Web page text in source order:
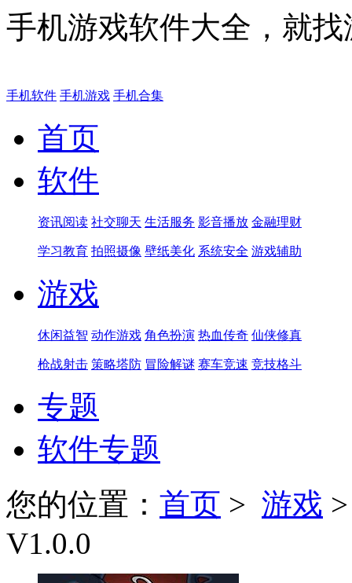
手机游戏软件大全，就
手机软件 手机游戏 手机合集
首页
软件
资讯阅读 社交聊天 生活服务 影音播放 金融理财
学习教育 拍照摄像 壁纸美化 系统安全 游戏辅助
游戏
休闲益智 动作游戏 角色扮演 热血传奇 仙侠修真
枪战射击 策略塔防 冒险解谜 赛车竞速 竞技格斗
专题
软件专题
您的位置： 首页 > 游戏
V1.0.0